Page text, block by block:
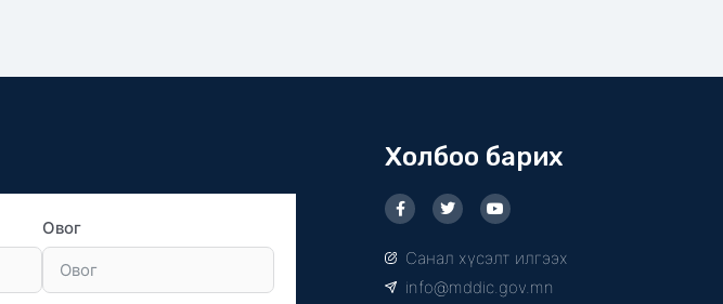
Овог
Холбоо барих
F
a
c
b
o
T
w
i
t
r
Y
o
u
u
e
Санал хүсэлт илгээх
info@mddic.gov.mn